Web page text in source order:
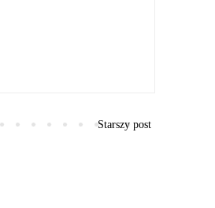
Starszy post